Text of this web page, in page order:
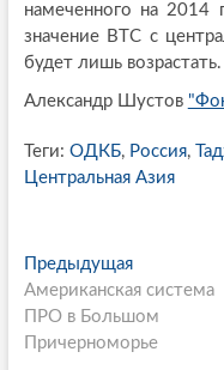
намеченного на 2014
значение ВТС с
будет лишь возрастать.
Александр Шустов
Теги: ОДКБ, Россия,
Центральная Азия
P
o
s
ПредыдущаяП
р
е
д
Американская система
ПРО в Большом
Причерноморье